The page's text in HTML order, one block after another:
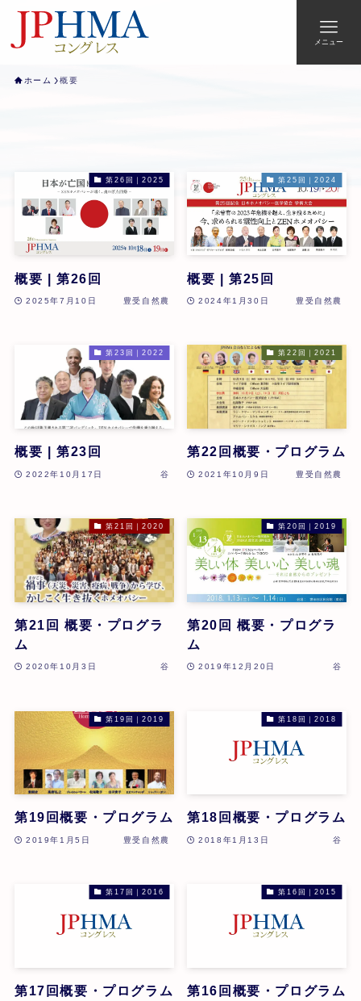
メニュー
ホーム 概要
第26回｜2025
概要 | 第26回
2025年7月10日 豊受自然農
第25回｜2024
概要 | 第25回
2024年1月30日 豊受自然農
第23回｜2022
概要 | 第23回
2022年10月17日 谷
第22回｜2021
第22回概要・プログラム
2021年10月9日 豊受自然農
第21回｜2020
第21回 概要・プログラ
ム
2020年10月3日 谷
第20回｜2019
第20回 概要・プログラ
ム
2019年12月20日 谷
第19回｜2019
第19回概要・プログラム
2019年1月5日 豊受自然農
第18回｜2018
第18回概要・プログラム
2018年1月13日 谷
第17回｜2016
第17回概要・プログラム
第16回｜2015
第16回概要・プログラム